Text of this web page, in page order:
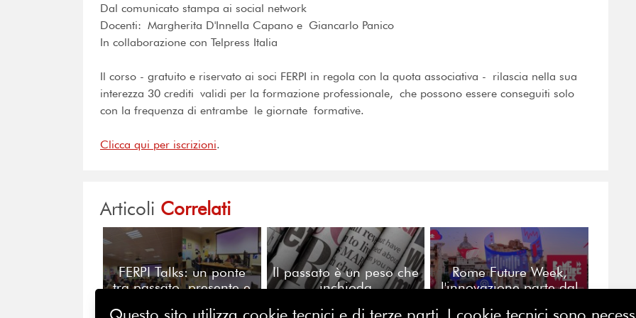
Dal comunicato stampa ai social network
Docenti: Margherita D'Innella Capano e Giancarlo Panico
In collaborazione con Telpress Italia
Il corso - gratuito e riservato ai soci FERPI in regola con la quota associativa - rilascia nella sua
interezza 30 crediti validi per la formazione professionale, che possono essere conseguiti solo
con la frequenza di entrambe le giornate formative.
Clicca qui per iscrizioni.
Articoli Correlati
FERPI Talks: un ponte
tra passato, presente e
Il passato è un peso che
inchioda
Rome Future Week,
l'innovazione parte dal